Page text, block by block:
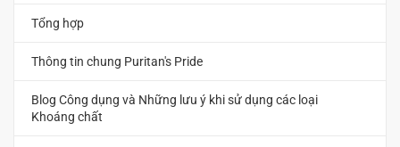
Tổng hợp
Thông tin chung Puritan's Pride
Blog Công dụng và Những lưu ý khi sử dụng các loại
Khoáng chất